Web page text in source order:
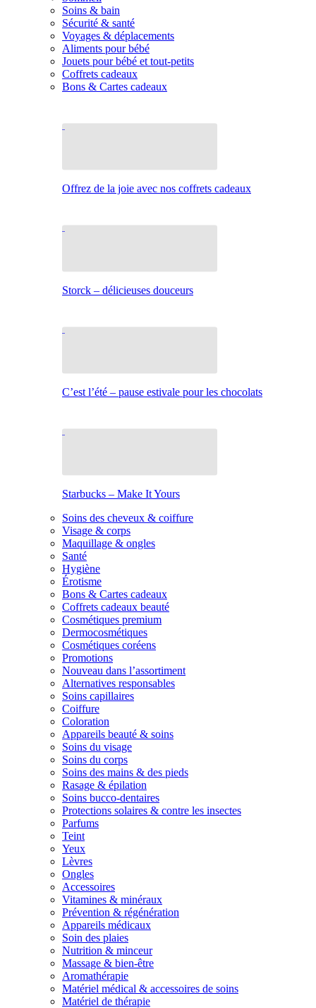
Soins & bain
Sécurité & santé
Voyages & déplacements
Aliments pour bébé
Jouets pour bébé et tout-petits
Coffrets cadeaux
Bons & Cartes cadeaux
Offrez de la joie avec nos coffrets cadeaux
Storck – délicieuses douceurs
C’est l’été – pause estivale pour les chocolats
Starbucks – Make It Yours
Soins des cheveux & coiffure
Visage & corps
Maquillage & ongles
Santé
Hygiène
Érotisme
Bons & Cartes cadeaux
Coffrets cadeaux beauté
Cosmétiques premium
Dermocosmétiques
Cosmétiques coréens
Promotions
Nouveau dans l’assortiment
Alternatives responsables
Soins capillaires
Coiffure
Coloration
Appareils beauté & soins
Soins du visage
Soins du corps
Soins des mains & des pieds
Rasage & épilation
Soins bucco-dentaires
Protections solaires & contre les insectes
Parfums
Teint
Yeux
Lèvres
Ongles
Accessoires
Vitamines & minéraux
Prévention & régénération
Appareils médicaux
Soin des plaies
Nutrition & minceur
Massage & bien-être
Aromathérapie
Matériel médical & accessoires de soins
Matériel de thérapie